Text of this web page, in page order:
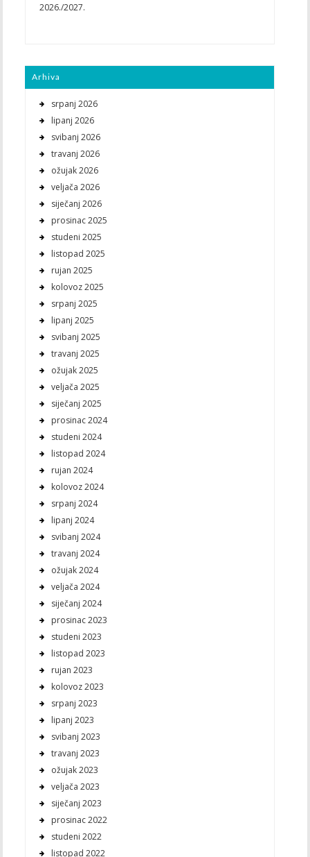
2026./2027.
Arhiva
srpanj 2026
lipanj 2026
svibanj 2026
travanj 2026
ožujak 2026
veljača 2026
siječanj 2026
prosinac 2025
studeni 2025
listopad 2025
rujan 2025
kolovoz 2025
srpanj 2025
lipanj 2025
svibanj 2025
travanj 2025
ožujak 2025
veljača 2025
siječanj 2025
prosinac 2024
studeni 2024
listopad 2024
rujan 2024
kolovoz 2024
srpanj 2024
lipanj 2024
svibanj 2024
travanj 2024
ožujak 2024
veljača 2024
siječanj 2024
prosinac 2023
studeni 2023
listopad 2023
rujan 2023
kolovoz 2023
srpanj 2023
lipanj 2023
svibanj 2023
travanj 2023
ožujak 2023
veljača 2023
siječanj 2023
prosinac 2022
studeni 2022
listopad 2022